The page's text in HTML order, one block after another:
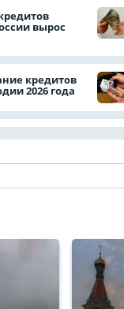
вырос
кредитов
2026 года